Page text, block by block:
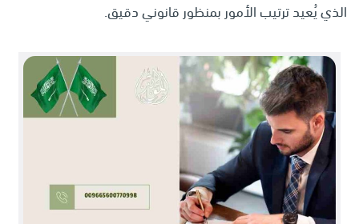
الذي يُعيد ترتيب الأمور بمنظور قانوني دقيق.